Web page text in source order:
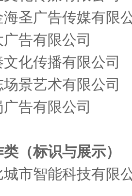
海圣广告传媒有限
告有限公司
化传播有限公司
景艺术有限公司
告有限公司
（标识与展示）
市智能科技有限